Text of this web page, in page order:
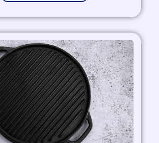
السعر
الأصلي
هو:
EGP.
هو: